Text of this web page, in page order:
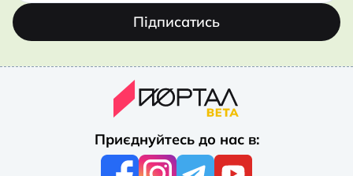
Підписатись
Приєднуйтесь до нас в: